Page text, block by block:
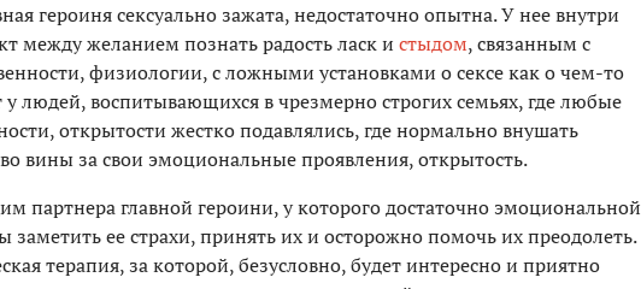
героиня сексуально зажата, недостаточно опытна. У нее внутри
между желанием познать радость ласк и стыдом, связанным с
физиологии, с ложными установками о сексе как о чем-то
у людей, воспитывающихся в чрезмерно строгих семьях, где любые
открытости жестко подавлялись, где нормально внушать
вины за свои эмоциональные проявления, открытость.
партнера главной героини, у которого достаточно эмоциональной
заметить ее страхи, принять их и осторожно помочь их преодолеть.
терапия, за которой, безусловно, будет интересно и приятно